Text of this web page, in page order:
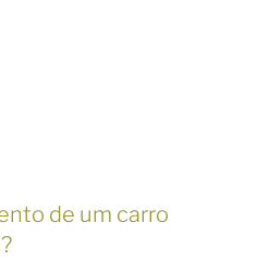
de um carro